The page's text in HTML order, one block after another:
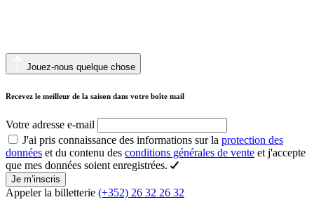
Jouez-nous quelque chose
Recevez le meilleur de la saison dans votre boîte mail
Votre adresse e-mail
J'ai pris connaissance des informations sur la protection des
données et du contenu des conditions générales de vente et j'accepte
que mes données soient enregistrées.
Je m’inscris
Appeler la billetterie (+352) 26 32 26 32